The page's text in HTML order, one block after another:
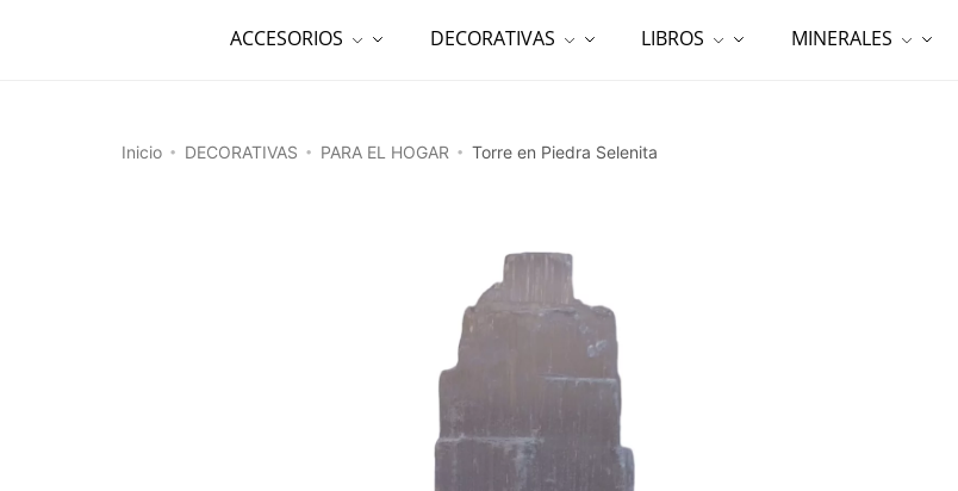
ACCESORIOS DECORATIVAS LIBROS MINERALES
Inicio • DECORATIVAS • PARA EL HOGAR • Torre en Piedra Selenita